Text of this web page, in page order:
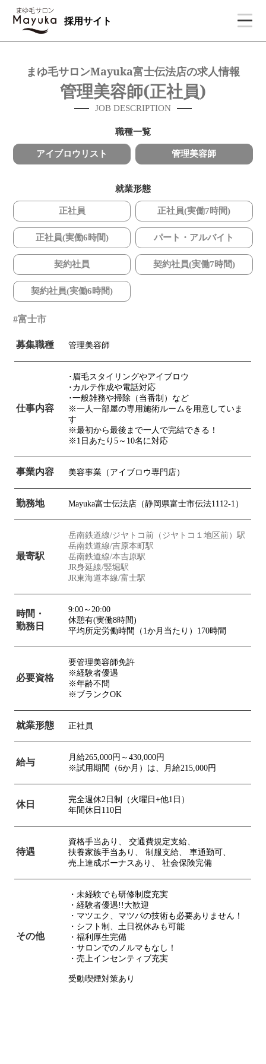
採用サイト
まゆ毛サロンMayuka富士伝法店の求人情報
管理美容師(正社員)
JOB DESCRIPTION
職種一覧
アイブロウリスト 管理美容師
就業形態
正社員 正社員(実働7時間)
正社員(実働6時間) パート・アルバイト
契約社員 契約社員(実働7時間)
契約社員(実働6時間)
富士市
募集職種 管理美容師
仕事内容
･眉毛スタイリングやアイブロウ
･カルテ作成や電話対応
･一般雑務や掃除（当番制）など
※一人一部屋の専用施術ルームを用意していま
す
※最初から最後まで一人で完結できる！
※1日あたり5～10名に対応
事業内容 美容事業（アイブロウ専門店）
勤務地 Mayuka富士伝法店（静岡県富士市伝法1112-1）
最寄駅
岳南鉄道線/ジヤトコ前（ジヤトコ１地区前）駅
岳南鉄道線/吉原本町駅
岳南鉄道線/本吉原駅
JR身延線/竪堀駅
JR東海道本線/富士駅
時間・
勤務日
9:00～20:00
休憩有(実働8時間)
平均所定労働時間（1か月当たり）170時間
必要資格
要管理美容師免許
※経験者優遇
※年齢不問
※ブランクOK
就業形態 正社員
給与
月給265,000円～430,000円
※試用期間（6か月）は、月給215,000円
休日
完全週休2日制（火曜日+他1日）
年間休日110日
待遇
資格手当あり、
交通費規定支給、
扶養家族手当あり、
制服支給、
車通勤可、
売上達成ボーナスあり、
社会保険完備
その他
・未経験でも研修制度充実
・経験者優遇!!大歓迎
・マツエク、マツパの技術も必要ありません！
・シフト制、土日祝休みも可能
・福利厚生完備
・サロンでのノルマもなし！
・売上インセンティブ充実
受動喫煙対策あり